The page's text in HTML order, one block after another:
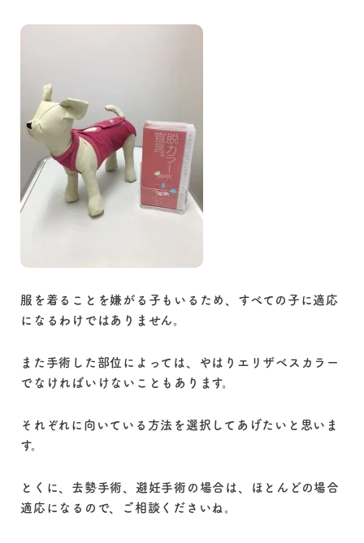
服を着ることを嫌がる子もいるため、すべての子に適応
になるわけではありません。
また手術した部位によっては、やはりエリザベスカラー
でなければいけないこともあります。
それぞれに向いている方法を選択してあげたいと思いま
す。
とくに、去勢手術、避妊手術の場合は、ほとんどの場合
適応になるので、ご相談くださいね。